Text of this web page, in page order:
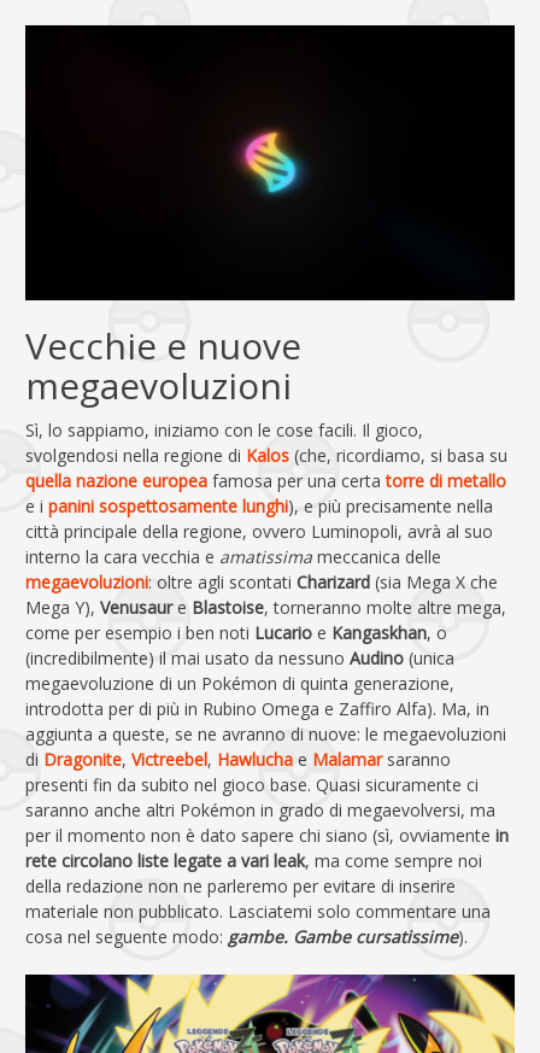
Vecchie e nuove
megaevoluzioni
Sì, lo sappiamo, iniziamo con le cose facili. Il gioco,
svolgendosi nella regione di Kalos (che, ricordiamo, si basa su
quella nazione europea famosa per una certatorre di metallo
e i panini sospettosamente lunghi), e più precisamente nella
città principale della regione, ovvero Luminopoli, avrà al suo
interno la cara vecchia e amatissima meccanica delle
megaevoluzioni: oltre agli scontati Charizard (sia Mega X che
Mega Y), Venusaure Blastoise, torneranno molte altre mega,
come per esempio i ben noti Lucario e Kangaskhan, o
(incredibilmente) il mai usato da nessuno Audino (unica
megaevoluzione di un Pokémon di quinta generazione,
introdotta per di più in Rubino Omega e Zaffiro Alfa). Ma, in
aggiunta a queste, se ne avranno di nuove: le megaevoluzioni
di Dragonite, Victreebel, Hawlucha e Malamarsaranno
presenti fin da subito nel gioco base. Quasi sicuramente ci
saranno anche altri Pokémon in grado di megaevolversi, ma
per il momento non è dato sapere chi siano (sì, ovviamente in
rete circolano liste legate a vari leak, ma come sempre noi
della redazione non ne parleremo per evitare di inserire
materiale non pubblicato. Lasciatemi solo commentare una
cosa nel seguente modo: gambe. Gambe cursatissime).